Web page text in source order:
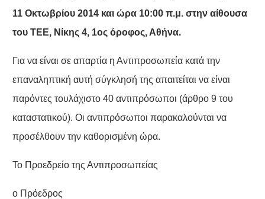
11 Οκτωβρίου 2014 και ώρα 10:00 π.μ. στην αίθουσα
του ΤΕΕ, Νίκης 4, 1ος όροφος, Αθήνα.
Για να είναι σε απαρτία η Αντιπροσωπεία κατά την
επαναληπτική αυτή σύγκλησή της απαιτείται να είναι
παρόντες τουλάχιστο 40 αντιπρόσωποι (άρθρο 9 του
καταστατικού). Οι αντιπρόσωποι παρακαλούνται να
προσέλθουν την καθορισμένη ώρα.
Το Προεδρείο της Αντιπροσωπείας
ο Πρόεδρος